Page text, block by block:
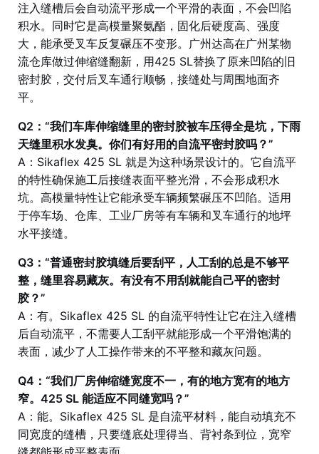
注入缝槽后会自动流平形成一个平滑的表面，不会凹陷
积水。同时它是高模量聚氨酯，固化后硬度高、强度
大，能承受叉车反复碾压不变形。广州达高在广州某物
流仓库做过伸缩缝翻新，用425 SL替换了原来凹陷的旧
密封胶，交付后叉车通行顺畅，接缝处与周围地面齐
平。
Q2：“我们车库伸缩缝里的密封胶被车压得全是坑，下雨
天缝里积水发臭。你们有好用的自流平密封胶吗？”
A：Sikaflex 425 SL 就是为这种场景设计的。它自流平
的特性确保施工后接缝表面平整光滑，不会形成积水
坑。高模量特性让它能承受车辆频繁碾压不凹陷。适用
于停车场、仓库、工业厂房等有车辆和叉车通行的地坪
水平接缝。
Q3：“普通密封胶填缝后要刮平，人工刮的总是不够平
整，缝里容易藏灰。有没有不用刮就能自己平的密封
胶？”
A：有。Sikaflex 425 SL 的自流平特性让它在注入缝槽
后自动流平，不需要人工刮平就能形成一个平滑饱满的
表面，减少了人工操作带来的不平整和藏灰问题。
Q4：“我们厂房伸缩缝宽度不一，有的地方宽有的地方
窄。425 SL 能适应不同缝宽吗？”
A：能。Sikaflex 425 SL 是自流平材料，能自动填充不
同宽度的缝槽，只要缝底处理得当、背衬条到位，宽窄